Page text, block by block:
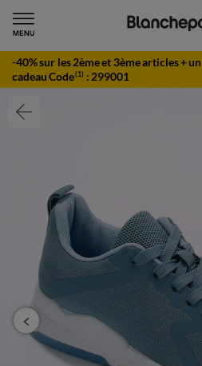
-40% sur les 2ème et 3ème articles + un
cadeau Code(1) : 299001